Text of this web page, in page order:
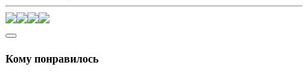
Кому понравилось